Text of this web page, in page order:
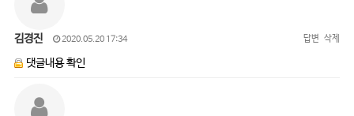
김경진 2020.05.20 17:34 답변 삭제
댓글내용 확인